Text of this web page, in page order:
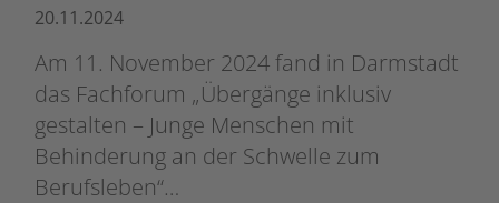
20.11.2024
Am 11. November 2024 fand in Darmstadt
das Fachforum „Übergänge inklusiv
gestalten – Junge Menschen mit
Behinderung an der Schwelle zum
Berufsleben“…